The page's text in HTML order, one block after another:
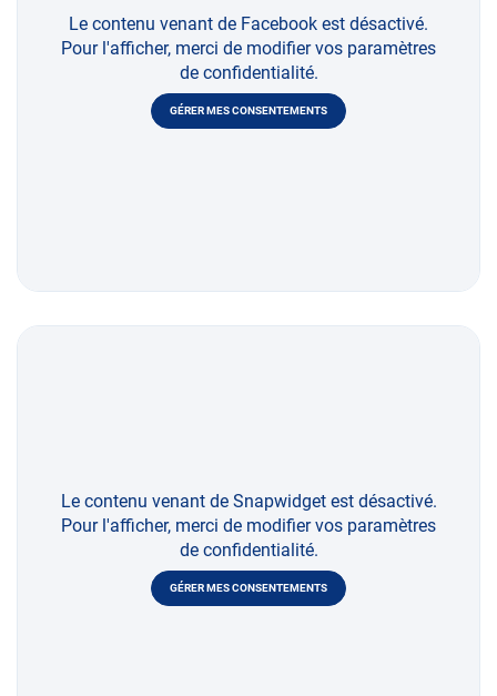
Le contenu venant de Facebook est désactivé.
Pour l'afficher, merci de modifier vos paramètres
de confidentialité.
GÉRER MES CONSENTEMENTS
Le contenu venant de Snapwidget est désactivé.
Pour l'afficher, merci de modifier vos paramètres
de confidentialité.
GÉRER MES CONSENTEMENTS